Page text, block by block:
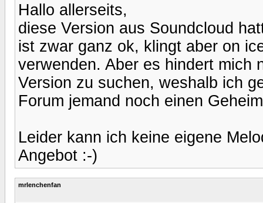
Hallo allerseits,
diese Version aus Soundcloud
ist zwar ganz ok, klingt aber on
verwenden. Aber es hindert mich
Version zu suchen, weshalb ich
Forum jemand noch einen
Leider kann ich keine eigene
Angebot :-)
mrlenchenfan